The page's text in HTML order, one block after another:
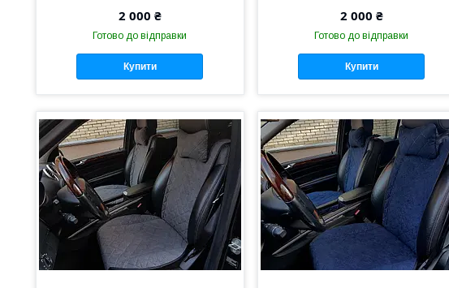
2 000 ₴
Готово до відправки
Купити
2 000 ₴
Готово до відправки
Купити